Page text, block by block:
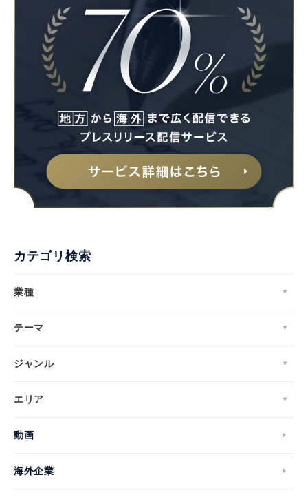
カテゴリ検索
業種
テーマ
ジャンル
エリア
動画
海外企業